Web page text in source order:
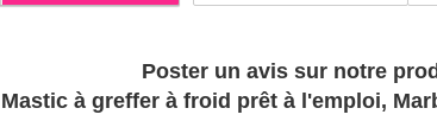
Poster un avis sur notre
Mastic à greffer à froid prêt à l'emploi,